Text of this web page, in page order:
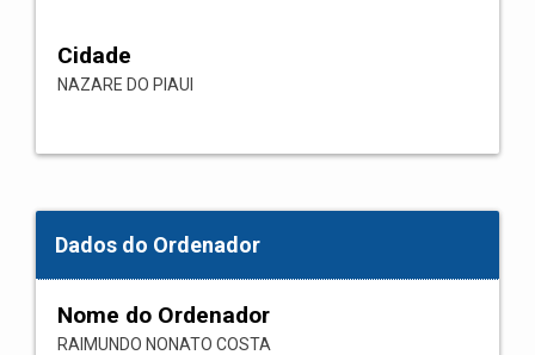
Cidade
NAZARE DO PIAUI
Dados do Ordenador
Nome do Ordenador
RAIMUNDO NONATO COSTA